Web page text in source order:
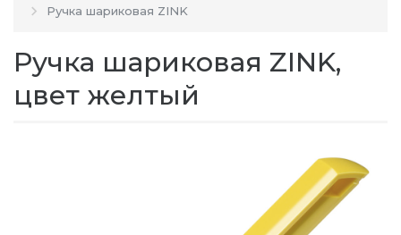
Ручка шариковая ZINK
Ручка шариковая ZINK,
цвет желтый